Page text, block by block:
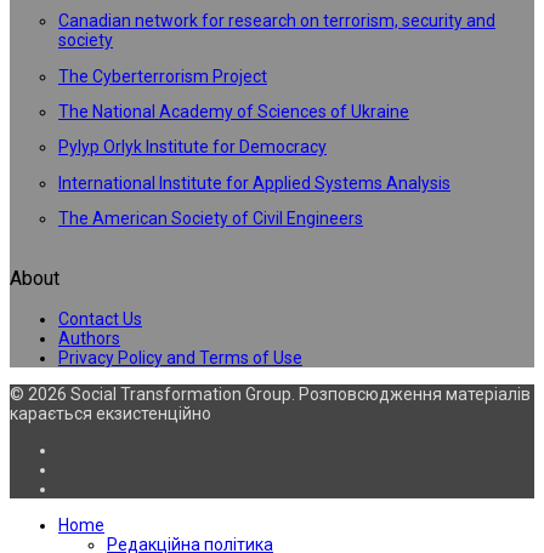
Canadian network for research on terrorism, security and
society
The Cyberterrorism Project
The National Academy of Sciences of Ukraine
Pylyp Orlyk Institute for Democracy
International Institute for Applied Systems Analysis
The American Society of Civil Engineers
About
Contact Us
Authors
Privacy Policy and Terms of Use
© 2026 Social Transformation Group. Розповсюдження матеріалів
карається екзистенційно
Home
Редакційна політика